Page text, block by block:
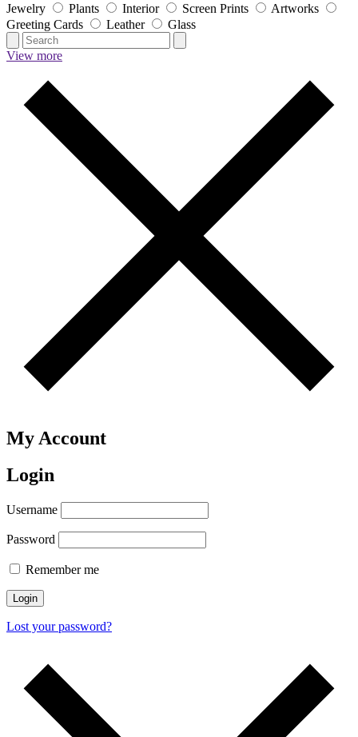
Jewelry
Plants Interior Screen Prints
Artworks
Greeting Cards
Leather Glass
View more
My Account
Login
Username
Password
Remember me
Login
Lost your password?